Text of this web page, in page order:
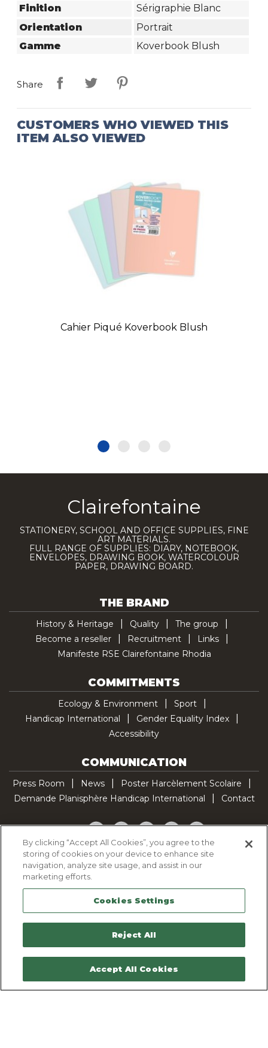
Finition
Sérigraphie Blanc
Orientation
Portrait
Gamme
Koverbook Blush
Share
CUSTOMERS WHO VIEWED THIS
ITEM ALSO VIEWED
Cahier Piqué Koverbook Blush
Clairefontaine
STATIONERY, SCHOOL AND OFFICE SUPPLIES, FINE
ART MATERIALS.
FULL RANGE OF SUPPLIES: DIARY, NOTEBOOK,
ENVELOPES, DRAWING BOOK, WATERCOLOUR
PAPER, DRAWING BOARD.
THE BRAND
History & Heritage Quality
The group
Become a reseller
Recruitment
Links
Manifeste RSE Clairefontaine Rhodia
COMMITMENTS
Ecology & Environment
Sport
Handicap International
Gender Equality Index
Accessibility
COMMUNICATION
Press Room News
Poster Harcèlement Scolaire
Demande Planisphère Handicap International
Contact
Facebook
TwitterYouTubePinterestTikTok
Cookie Policy
Legal Notice
Sitemap
Contactez-nous
By clicking “Accept All Cookies”, you agree to the
storing of cookies on your device to enhance site
navigation, analyze site usage, and assist in our
marketing efforts.
Cookies Settings
Reject All
Accept All Cookies